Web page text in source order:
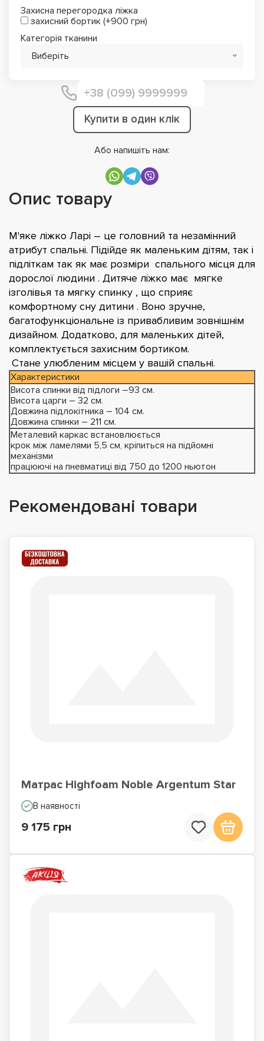
Захисна перегородка ліжка
захисний бортик (+900 грн)
Категорія тканини
Виберіть
Купити в один клік
Або напишіть нам:
Опис товару
М'яке ліжко Ларі – це головний та незамінний
атрибут спальні. Підійде як маленьким дітям, так і
підліткам так як має розміри спального місця для
дорослої людини . Дитяче ліжко має мягке
ізголівья та мягку спинку , що сприяє
комфортному сну дитини . Воно зручне,
багатофункціональне із привабливим зовнішнім
дизайном. Додатково, для маленьких дітей,
комплектується захисним бортиком.
Стане улюбленим місцем у вашій спальні.
Характеристики
Висота спинки від підлоги –93 см.
Висота царги – 32 см.
Довжина підлокітника – 104 см.
Довжина спинки – 211 см.
Металевий каркас встановлюється
крок між ламелями 5,5 см, кріпиться на підйомні
механізми
працюючі на пневматиці від 750 до 1200 ньютон
Рекомендовані товари
Матрас Highfoam Noble Argentum Star
В наявності
9 175 грн